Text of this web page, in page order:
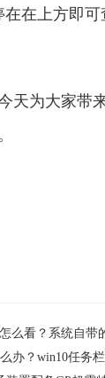
在在上方即
天为大家带
么看？系统自带
办？win10任务